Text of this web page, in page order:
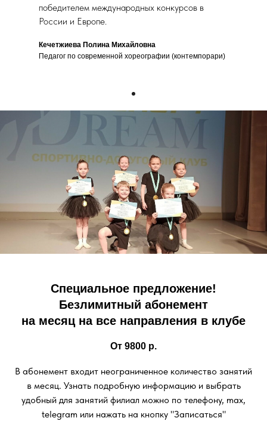
победителем международных конкурсов в
России и Европе.
Кечетжиева Полина Михайловна
Педагог по современной хореографии (контемпорари)
Специальное предложение!
Безлимитный абонемент
на месяц на все направления в клубе
От 9800 р.
В абонемент входит неограниченное количество занятий
в месяц. Узнать подробную информацию и выбрать
удобный для занятий филиал можно по телефону, max,
telegram или нажать на кнопку "Записаться"